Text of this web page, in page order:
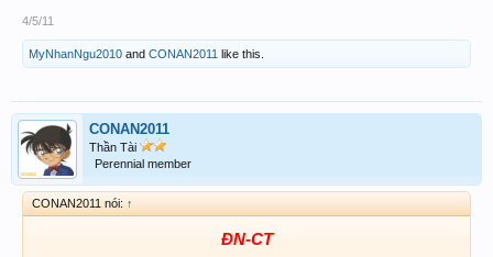
4/5/11
MyNhanNgu2010 and CONAN2011 like this.
CONAN2011
Thần Tài
Perennial member
CONAN2011 nói: ↑
ĐN-CT